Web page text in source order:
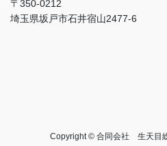
〒350-0212
埼玉県坂戸市石井宿山2477-6
Copyright © 合同会社 生天目